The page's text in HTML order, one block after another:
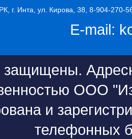
РК, г. Инта, ул. Кирова, 38, 8-904-270-
E-mail:
защищены.
ООО
и
телефонных